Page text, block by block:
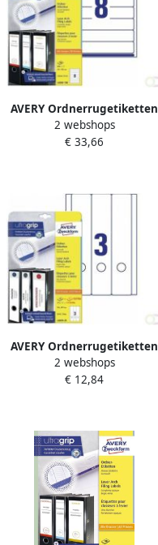
AVERY Ordnerrugetiketten
192 x 34 mm wit
Inkjetprinter Laserprinter
100
2 webshops
€ 33,66
AVERY Ordnerrugetiketten
59 x 297 mm wit
Inkjetprinter Laserprinter
25
2 webshops
€ 12,84